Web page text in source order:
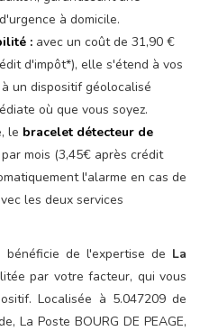
à domicile.
: avec un coût de 31,90 €
d'impôt*), elle s'étend à vos
un dispositif géolocalisé
où que vous soyez.
le bracelet détecteur de
mois (3,45€ après crédit
l'alarme en cas de
les deux services
de l'expertise de La
par votre facteur, qui vous
Localisée à 5.047209 de
La Poste BOURG DE PEAGE,